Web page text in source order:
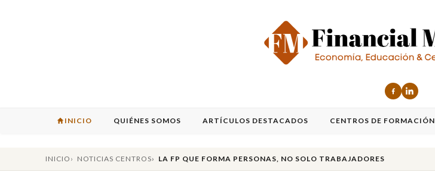
INICIO QUIÉNES SOMOS ARTÍCULOS DESTACADOS CENTROS DE FORMACIÓN
INICIO NOTICIAS CENTROS LA FP QUE FORMA PERSONAS, NO SOLO TRABAJADORES